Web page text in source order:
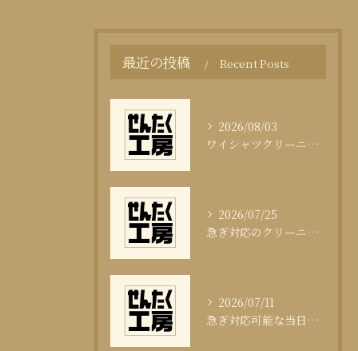
最近の投稿 Recent Posts
2026/08/03
ワイシャツクリーニング頻度と清潔感の科学
2026/07/25
急ぎ対応のクリーニング即日サービスの秘訣
2026/07/11
急ぎ対応可能な当日クリーニングの実態